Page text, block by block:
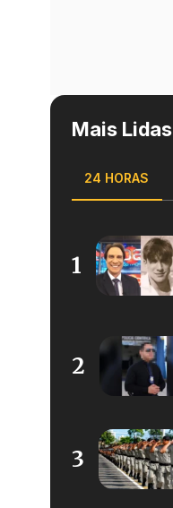
Mais Lidas
24 HORAS
1
2
3